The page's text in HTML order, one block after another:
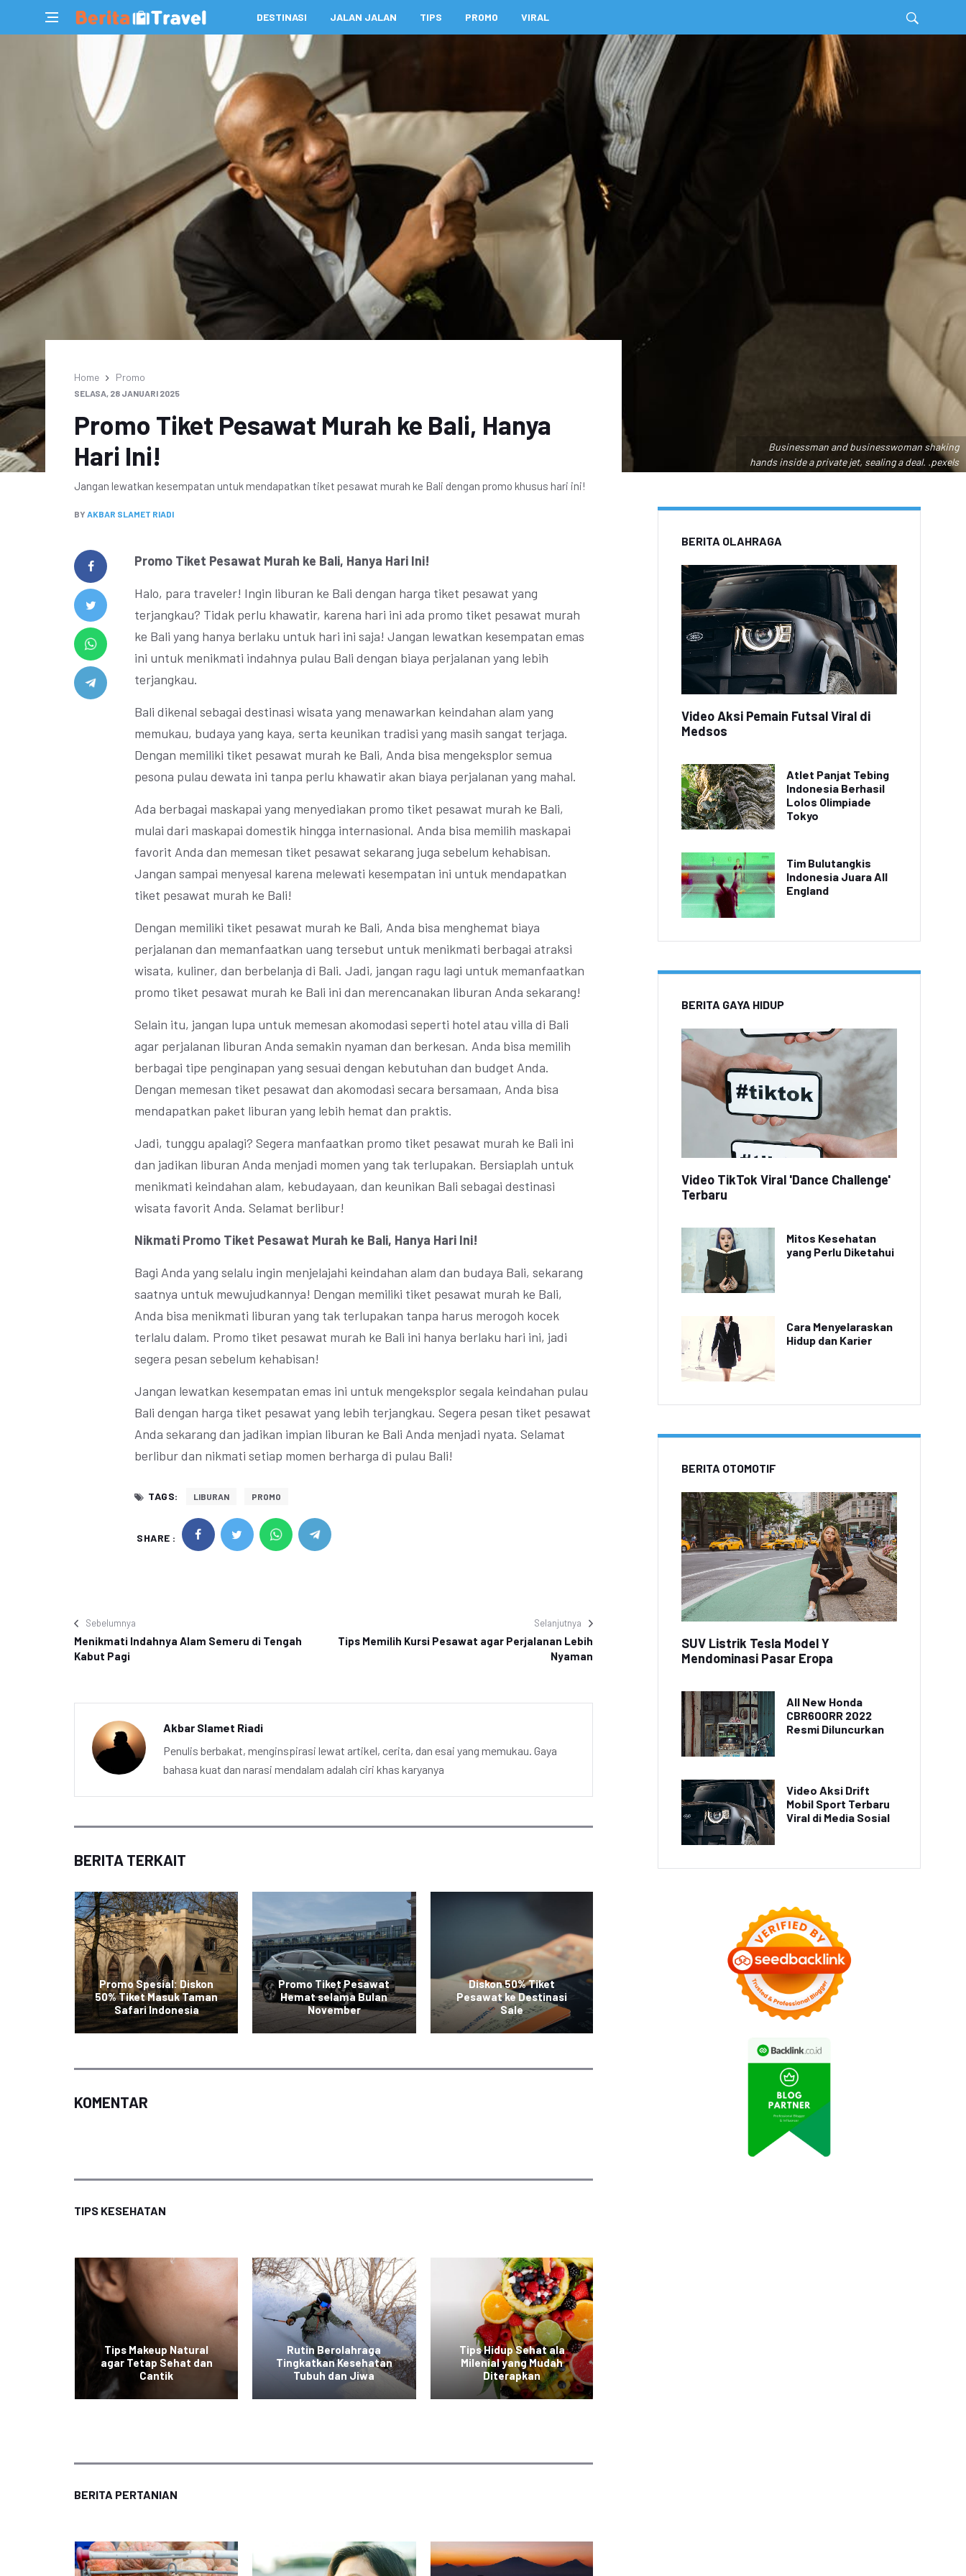
DESTINASI JALAN JALAN TIPS PROMO VIRAL
Businessman and businesswoman shaking
hands inside a private jet, sealing a deal. .pexels
Home Promo
SELASA, 28 JANUARI 2025
Promo Tiket Pesawat Murah ke Bali, Hanya
Hari Ini!
Jangan lewatkan kesempatan untuk mendapatkan tiket pesawat murah ke Bali dengan promo khusus hari ini!
BY AKBAR SLAMET RIADI
Promo Tiket Pesawat Murah ke Bali, Hanya Hari Ini!
Halo, para traveler! Ingin liburan ke Bali dengan harga tiket pesawat yang
terjangkau? Tidak perlu khawatir, karena hari ini ada promo tiket pesawat murah
ke Bali yang hanya berlaku untuk hari ini saja! Jangan lewatkan kesempatan emas
ini untuk menikmati indahnya pulau Bali dengan biaya perjalanan yang lebih
terjangkau.
Bali dikenal sebagai destinasi wisata yang menawarkan keindahan alam yang
memukau, budaya yang kaya, serta keunikan tradisi yang masih sangat terjaga.
Dengan memiliki tiket pesawat murah ke Bali, Anda bisa mengeksplor semua
pesona pulau dewata ini tanpa perlu khawatir akan biaya perjalanan yang mahal.
Ada berbagai maskapai yang menyediakan promo tiket pesawat murah ke Bali,
mulai dari maskapai domestik hingga internasional. Anda bisa memilih maskapai
favorit Anda dan memesan tiket pesawat sekarang juga sebelum kehabisan.
Jangan sampai menyesal karena melewati kesempatan ini untuk mendapatkan
tiket pesawat murah ke Bali!
Dengan memiliki tiket pesawat murah ke Bali, Anda bisa menghemat biaya
perjalanan dan memanfaatkan uang tersebut untuk menikmati berbagai atraksi
wisata, kuliner, dan berbelanja di Bali. Jadi, jangan ragu lagi untuk memanfaatkan
promo tiket pesawat murah ke Bali ini dan merencanakan liburan Anda sekarang!
Selain itu, jangan lupa untuk memesan akomodasi seperti hotel atau villa di Bali
agar perjalanan liburan Anda semakin nyaman dan berkesan. Anda bisa memilih
berbagai tipe penginapan yang sesuai dengan kebutuhan dan budget Anda.
Dengan memesan tiket pesawat dan akomodasi secara bersamaan, Anda bisa
mendapatkan paket liburan yang lebih hemat dan praktis.
Jadi, tunggu apalagi? Segera manfaatkan promo tiket pesawat murah ke Bali ini
dan jadikan liburan Anda menjadi momen yang tak terlupakan. Bersiaplah untuk
menikmati keindahan alam, kebudayaan, dan keunikan Bali sebagai destinasi
wisata favorit Anda. Selamat berlibur!
Nikmati Promo Tiket Pesawat Murah ke Bali, Hanya Hari Ini!
Bagi Anda yang selalu ingin menjelajahi keindahan alam dan budaya Bali, sekarang
saatnya untuk mewujudkannya! Dengan memiliki tiket pesawat murah ke Bali,
Anda bisa menikmati liburan yang tak terlupakan tanpa harus merogoh kocek
terlalu dalam. Promo tiket pesawat murah ke Bali ini hanya berlaku hari ini, jadi
segera pesan sebelum kehabisan!
Jangan lewatkan kesempatan emas ini untuk mengeksplor segala keindahan pulau
Bali dengan harga tiket pesawat yang lebih terjangkau. Segera pesan tiket pesawat
Anda sekarang dan jadikan impian liburan ke Bali Anda menjadi nyata. Selamat
berlibur dan nikmati setiap momen berharga di pulau Bali!
TAGS: LIBURAN PROMO
SHARE :
Sebelumnya
Menikmati Indahnya Alam Semeru di Tengah
Kabut Pagi
Selanjutnya
Tips Memilih Kursi Pesawat agar Perjalanan Lebih
Nyaman
Akbar Slamet Riadi
Penulis berbakat, menginspirasi lewat artikel, cerita, dan esai yang memukau. Gaya
bahasa kuat dan narasi mendalam adalah ciri khas karyanya
BERITA TERKAIT
Promo Spesial: Diskon
50% Tiket Masuk Taman
Safari Indonesia
Promo Tiket Pesawat
Hemat selama Bulan
November
Diskon 50% Tiket
Pesawat ke Destinasi
Sale
Promo Spesial: Diskon
50% Tiket Masuk Taman
Promo Tiket Pesawat
Hemat selama Bulan
KOMENTAR
TIPS KESEHATAN
Tips Makeup Natural
agar Tetap Sehat dan
Cantik
Rutin Berolahraga
Tingkatkan Kesehatan
Tubuh dan Jiwa
Tips Hidup Sehat ala
Milenial yang Mudah
Diterapkan
BERITA PERTANIAN
BERITA OLAHRAGA
Video Aksi Pemain Futsal Viral di
Medsos
Atlet Panjat Tebing
Indonesia Berhasil
Lolos Olimpiade
Tokyo
Tim Bulutangkis
Indonesia Juara All
England
BERITA GAYA HIDUP
Video TikTok Viral 'Dance Challenge'
Terbaru
Mitos Kesehatan
yang Perlu Diketahui
Cara Menyelaraskan
Hidup dan Karier
BERITA OTOMOTIF
SUV Listrik Tesla Model Y
Mendominasi Pasar Eropa
All New Honda
CBR600RR 2022
Resmi Diluncurkan
Video Aksi Drift
Mobil Sport Terbaru
Viral di Media Sosial